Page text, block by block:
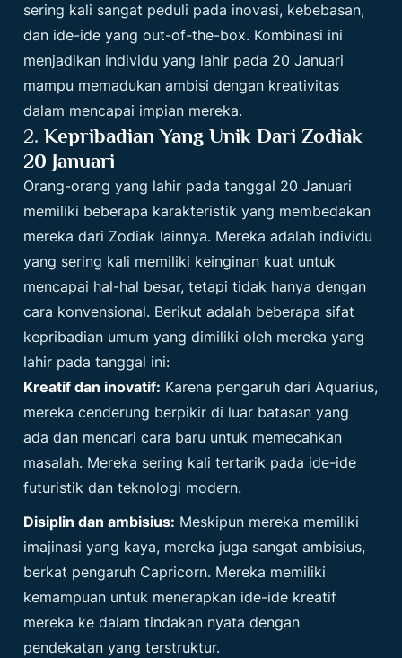
sering kali sangat peduli pada inovasi, kebebasan,
dan ide-ide yang out-of-the-box. Kombinasi ini
menjadikan individu yang lahir pada 20 Januari
mampu memadukan ambisi dengan kreativitas
dalam mencapai impian mereka.
2.Kepribadian Yang Unik Dari Zodiak
20 Januari
Orang-orang yang lahir pada tanggal 20 Januari
memiliki beberapa karakteristik yang membedakan
mereka dari Zodiak lainnya. Mereka adalah individu
yang sering kali memiliki keinginan kuat untuk
mencapai hal-hal besar, tetapi tidak hanya dengan
cara konvensional. Berikut adalah beberapa sifat
kepribadian umum yang dimiliki oleh mereka yang
lahir pada tanggal ini:
Kreatif dan inovatif: Karena pengaruh dari Aquarius,
mereka cenderung berpikir di luar batasan yang
ada dan mencari cara baru untuk memecahkan
masalah. Mereka sering kali tertarik pada ide-ide
futuristik dan teknologi modern.
Disiplin dan ambisius: Meskipun mereka memiliki
imajinasi yang kaya, mereka juga sangat ambisius,
berkat pengaruh Capricorn. Mereka memiliki
kemampuan untuk menerapkan ide-ide kreatif
mereka ke dalam tindakan nyata dengan
pendekatan yang terstruktur.